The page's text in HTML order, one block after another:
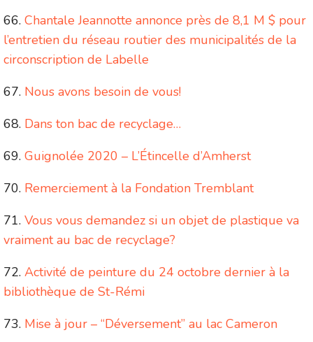
Chantale Jeannotte annonce près de 8,1 M $ pour
l’entretien du réseau routier des municipalités de la
circonscription de Labelle
Nous avons besoin de vous!
Dans ton bac de recyclage…
Guignolée 2020 – L’Étincelle d’Amherst
Remerciement à la Fondation Tremblant
Vous vous demandez si un objet de plastique va
vraiment au bac de recyclage?
Activité de peinture du 24 octobre dernier à la
bibliothèque de St-Rémi
Mise à jour – “Déversement” au lac Cameron